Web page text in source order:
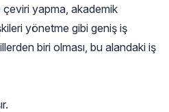
yapma, akademik
yönetme gibi geniş iş
biri olması, bu alandaki iş